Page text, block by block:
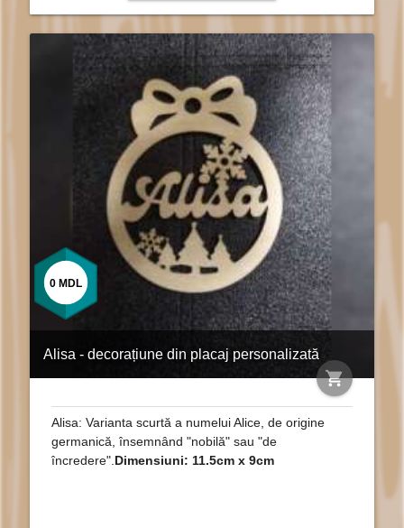
Alisa - decorațiune din placaj personalizată
shopping_cart
0 MDL
Alisa: Varianta scurtă a numelui Alice, de origine
germanică, însemnând "nobilă" sau "de
încredere". Dimensiuni: 11.5cm x 9cm